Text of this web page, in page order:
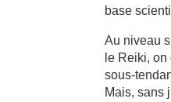
base
Au niveau
le Reiki,
sous-
Mais, sans